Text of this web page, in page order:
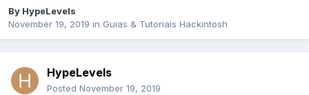
By HypeLevels
November 19, 2019 in Guias & Tutoriais Hackintosh
HypeLevels
Posted November 19, 2019